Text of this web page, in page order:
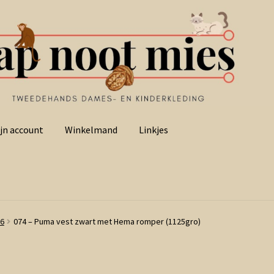
account Winkelmand Linkjes
074 – Puma vest zwart met Hema romper (1125gro)